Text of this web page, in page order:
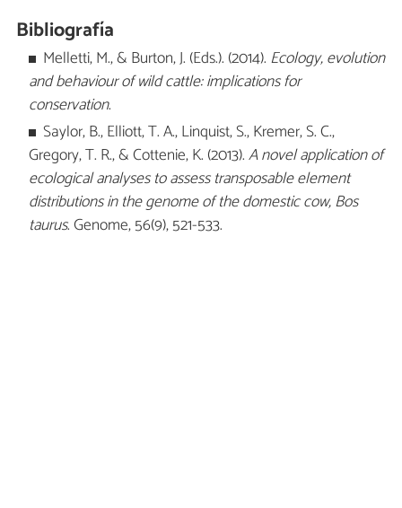
Bibliografía
Melletti, M., & Burton, J. (Eds.). (2014). Ecology, evolution
and behaviour of wild cattle: implications for
conservation.
Saylor, B., Elliott, T. A., Linquist, S., Kremer, S. C.,
Gregory, T. R., & Cottenie, K. (2013).A novel application of
ecological analyses to assess transposable element
distributions in the genome of the domestic cow, Bos
taurus. Genome, 56(9), 521-533.